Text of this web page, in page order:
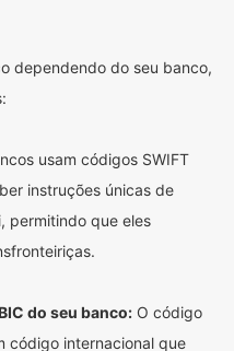
dependendo do seu banco,
usam códigos SWIFT
instruções únicas de
permitindo que eles
do seu banco: O código
código internacional que